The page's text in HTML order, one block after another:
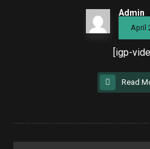
Admin
April
[igp-vide
Read